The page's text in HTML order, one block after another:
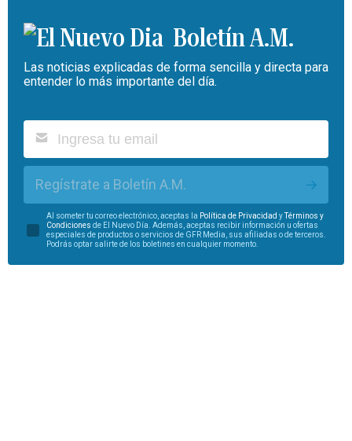
Boletín A.M.
Las noticias explicadas de forma sencilla y directa para
entender lo más importante del día.
Regístrate a Boletín A.M.
Al someter tu correo electrónico, aceptas la Política de Privacidad yTérminos y
Condiciones de El Nuevo Día. Además, aceptas recibir información u ofertas
especiales de productos o servicios de GFR Media, sus afiliadas o de terceros.
Podrás optar salirte de los boletines en cualquier momento.